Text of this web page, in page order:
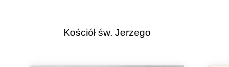
Kościół św. Jerzego